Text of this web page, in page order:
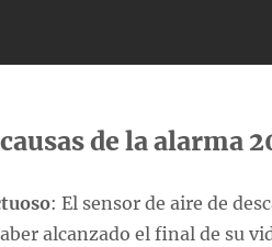
de la alarma
: El sensor de aire de
alcanzado el final de su